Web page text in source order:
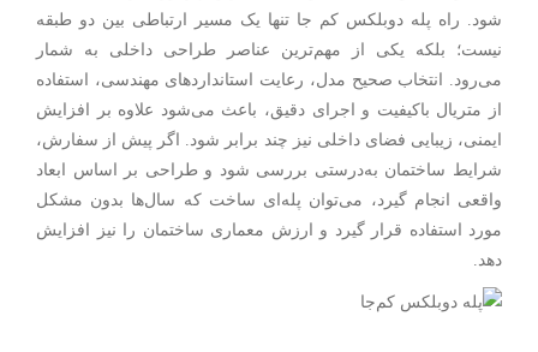
شود. راه پله دوبلکس کم جا تنها یک مسیر ارتباطی بین دو طبقه
نیست؛ بلکه یکی از مهم‌ترین عناصر طراحی داخلی به شمار
می‌رود. انتخاب صحیح مدل، رعایت استانداردهای مهندسی، استفاده
از متریال باکیفیت و اجرای دقیق، باعث می‌شود علاوه بر افزایش
ایمنی، زیبایی فضای داخلی نیز چند برابر شود. اگر پیش از سفارش،
شرایط ساختمان به‌درستی بررسی شود و طراحی بر اساس ابعاد
واقعی انجام گیرد، می‌توان پله‌ای ساخت که سال‌ها بدون مشکل
مورد استفاده قرار گیرد و ارزش معماری ساختمان را نیز افزایش
دهد.